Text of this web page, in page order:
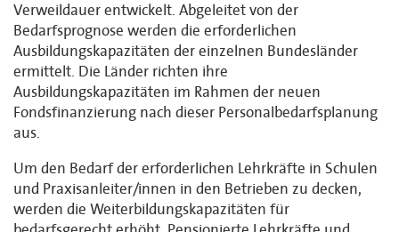
Verweildauer entwickelt. Abgeleitet von der
Bedarfsprognose werden die erforderlichen
Ausbildungskapazitäten der einzelnen Bundesländer
ermittelt. Die Länder richten ihre
Ausbildungskapazitäten im Rahmen der neuen
Fondsfinanzierung nach dieser Personalbedarfsplanung
aus.
Um den Bedarf der erforderlichen Lehrkräfte in Schulen
und Praxisanleiter/innen in den Betrieben zu decken,
werden die Weiterbildungskapazitäten für